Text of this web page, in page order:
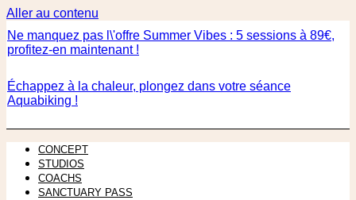
Aller au contenu
Ne manquez pas l\'offre Summer Vibes : 5 sessions à 89€,
profitez-en maintenant !
Échappez à la chaleur, plongez dans votre séance
Aquabiking !
CONCEPT
STUDIOS
COACHS
SANCTUARY PASS